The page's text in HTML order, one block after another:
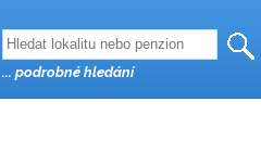
... podrobné hledání